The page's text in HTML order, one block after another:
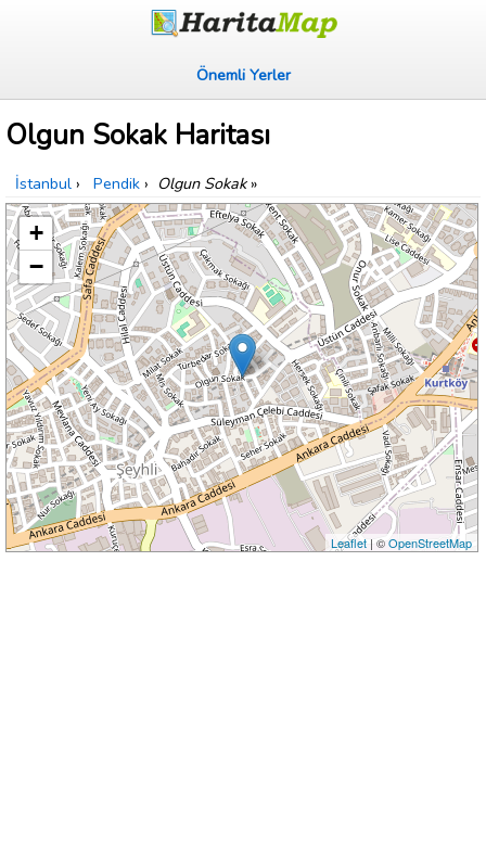
Önemli Yerler
Olgun Sokak Haritası
İstanbul › Pendik › Olgun Sokak»
+
−
Leaflet| ©OpenStreetMap